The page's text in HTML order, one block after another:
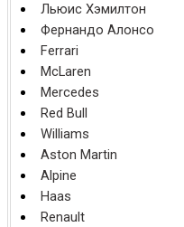
Льюис Хэмилтон
Фернандо Алонсо
Ferrari
McLaren
Mercedes
Red Bull
Williams
Aston Martin
Alpine
Haas
Renault